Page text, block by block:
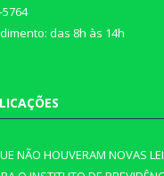
5764
das 8h às 14h
NÃO HOUVERAM NOVAS